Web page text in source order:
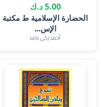
5.00 د.ك
الحضارة الإسلامية ط مكتبة
الإس...
أحمد زكى باشا